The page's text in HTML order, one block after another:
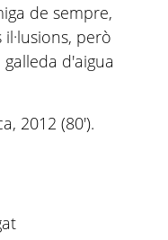
de sempre,
però
d'aigua
2012 (80').